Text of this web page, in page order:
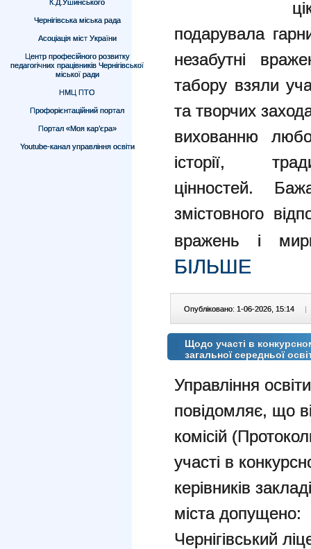
К.Д.Ушинського
Чернігівська міська рада
Асоціація міст України
Центр професійного розвитку
педагогічних працівників Чернігівської
міської ради
НМЦ ПТО
Профорієнтаційний портал
Портал «Моя кар’єра»
Youtube-канал управління освіти
подарувала
незабутні
табору взяли
та творчих
вихованню
історії,
цінностей.
змістовного
вражень і
БІЛЬШЕ
Опубліковано: 1-06-2026, 15:14 |
Щодо участі в
загальної середньої
Управління
повідомляє, що
комісій
участі в
керівників
міста допущено:
Чернігівський